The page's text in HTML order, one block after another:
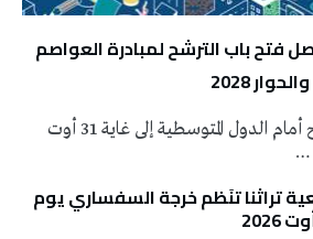
أوت: تواصل فتح باب الترشح لمبادرة العواصم
2028
يتواصل فتح باب الترشح أمام الدول المتوسطية إلى غاية 31 أوت
…
تراثنا تنَظم خرجة السفساري يوم